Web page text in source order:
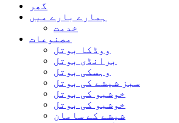
گھر
ہمارے بارے میں
خدمت
مصنوعات
ووڈکا بوتل
برانڈی بوتل
وہسکی بوتل
سبز شیشے کی بوتل
خوشبو کی بوتل
خوشبو کی بوتل
شیشے کے سامان